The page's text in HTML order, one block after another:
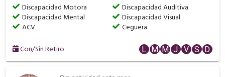
Discapacidad Motora
Discapacidad Auditiva
Discapacidad Mental
Discapacidad Visual
ACV
Ceguera
Con/Sin Retiro L M M J V S D